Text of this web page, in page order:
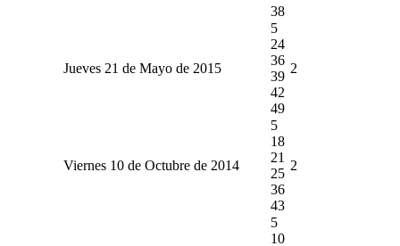
38
Jueves 21 de Mayo de 2015
5
24
36
39
42
49
2
Viernes 10 de Octubre de 2014
5
18
21
25
36
43
2
5
10